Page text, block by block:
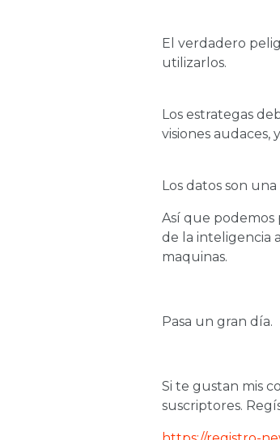
El verdadero
utilizarlos.
Los estrategas
visiones audaces,
Los datos son
Así que podemos
de la inteligencia
maquinas.
Pasa un gran día.
Si te gustan mis
suscriptores.